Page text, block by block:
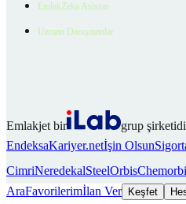
EmlakZeka Asistan
Uzman Danışmanlar
Emlakjet bir
grup
EndeksaKariyer.netİşin Olsun
CimriNeredekalSteelOrbis
AraFavorilerimİlan Ver Keşfet